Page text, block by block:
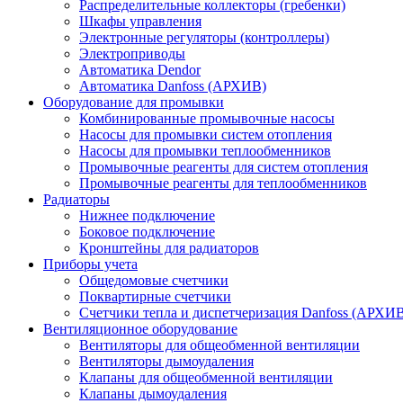
Распределительные коллекторы (гребенки)
Шкафы управления
Электронные регуляторы (контроллеры)
Электроприводы
Автоматика Dendor
Автоматика Danfoss (АРХИВ)
Оборудование для промывки
Комбинированные промывочные насосы
Насосы для промывки систем отопления
Насосы для промывки теплообменников
Промывочные реагенты для систем отопления
Промывочные реагенты для теплообменников
Радиаторы
Нижнее подключение
Боковое подключение
Кронштейны для радиаторов
Приборы учета
Общедомовые счетчики
Поквартирные счетчики
Счетчики тепла и диспетчеризация Danfoss
Вентиляционное оборудование
Вентиляторы для общеобменной вентиляции
Вентиляторы дымоудаления
Клапаны для общеобменной вентиляции
Клапаны дымоудаления